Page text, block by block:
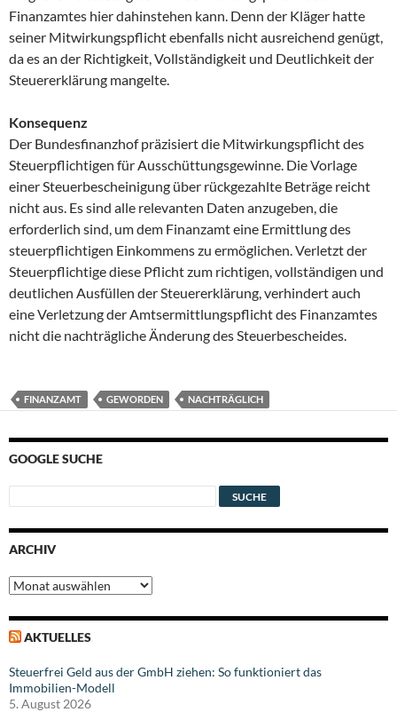
Finanzamtes hier dahinstehen kann. Denn der Kläger hatte
seiner Mitwirkungspflicht ebenfalls nicht ausreichend genügt,
da es an der Richtigkeit, Vollständigkeit und Deutlichkeit der
Steuererklärung mangelte.
Konsequenz
Der Bundesfinanzhof präzisiert die Mitwirkungspflicht des
Steuerpflichtigen für Ausschüttungsgewinne. Die Vorlage
einer Steuerbescheinigung über rückgezahlte Beträge reicht
nicht aus. Es sind alle relevanten Daten anzugeben, die
erforderlich sind, um dem Finanzamt eine Ermittlung des
steuerpflichtigen Einkommens zu ermöglichen. Verletzt der
Steuerpflichtige diese Pflicht zum richtigen, vollständigen und
deutlichen Ausfüllen der Steuererklärung, verhindert auch
eine Verletzung der Amtsermittlungspflicht des Finanzamtes
nicht die nachträgliche Änderung des Steuerbescheides.
FINANZAMT GEWORDEN NACHTRÄGLICH
GOOGLE SUCHE
ARCHIV
Archiv
AKTUELLES
Steuerfrei Geld aus der GmbH ziehen: So funktioniert das
Immobilien-Modell
5. August 2026